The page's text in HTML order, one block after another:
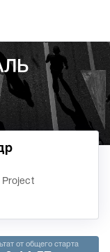
Project
от общего старта